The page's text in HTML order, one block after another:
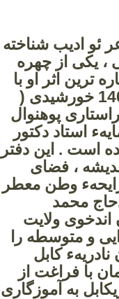
ئو ادیب شناخته
، یکی از چهره
اثر او با
عنوان « هودج گل » ، در تیر / سرطان 1404 خورشیدی (
ویراستاری پوهنوال
استاد دکتور
است . این دفتر
، فضای
رایحهء وطن معطر
محمد
اندخوی ولایت
و متوسطه را
کابل
، هم زمان با فراغت از
به آموزگاری